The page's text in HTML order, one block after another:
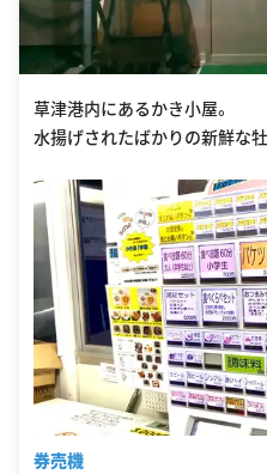
草津港内にあるかき小屋。
水揚げされたばかりの新鮮な
券売機